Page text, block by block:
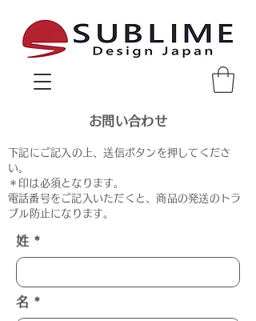
お問い合わせ
下記にご記入の上、送信ボタンを押してくださ
い。
​＊印は必須となります。
​電話番号をご記入いただくと、商品の発送のトラ
ブル防止になります。
姓
名